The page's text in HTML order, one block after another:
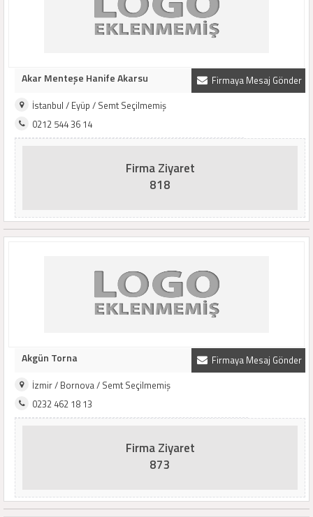
Firmaya Mesaj Gönder
Akar Menteşe Hanife Akarsu
İstanbul / Eyüp / Semt Seçilmemiş
0212 544 36 14
Firma Ziyaret
818
Firmaya Mesaj Gönder
Akgün Torna
İzmir / Bornova / Semt Seçilmemiş
0232 462 18 13
Firma Ziyaret
873